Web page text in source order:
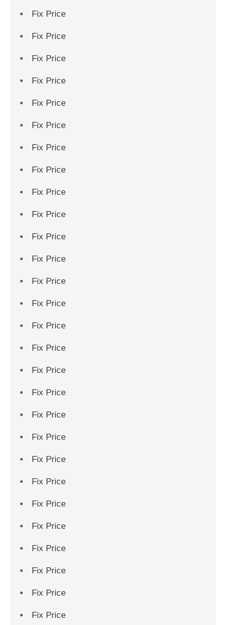
Fix Price
Fix Price
Fix Price
Fix Price
Fix Price
Fix Price
Fix Price
Fix Price
Fix Price
Fix Price
Fix Price
Fix Price
Fix Price
Fix Price
Fix Price
Fix Price
Fix Price
Fix Price
Fix Price
Fix Price
Fix Price
Fix Price
Fix Price
Fix Price
Fix Price
Fix Price
Fix Price
Fix Price